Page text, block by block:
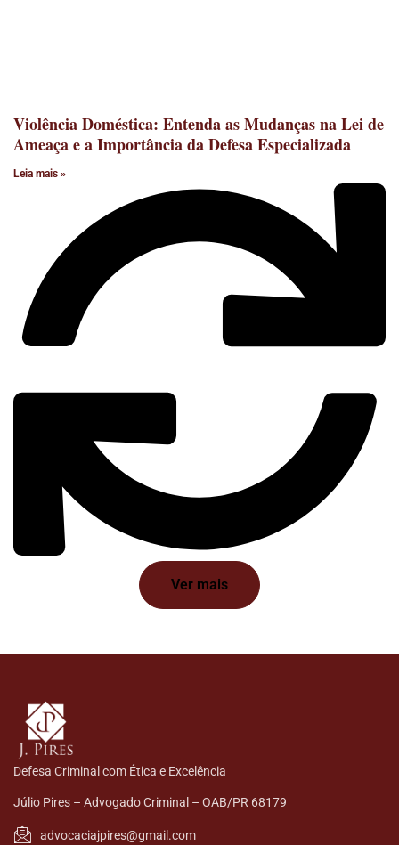
Violência Doméstica: Entenda as Mudanças na Lei de
Ameaça e a Importância da Defesa Especializada
Leia mais »
Ver mais
Defesa Criminal com Ética e Excelência
Júlio Pires – Advogado Criminal – OAB/PR 68179
advocaciajpires@gmail.com